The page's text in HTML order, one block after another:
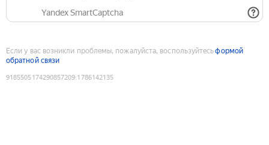
Yandex SmartCaptcha
Если у вас возникли проблемы, пожалуйста, воспользуйтесьформой
обратной связи
9185505174290857209:1786142135